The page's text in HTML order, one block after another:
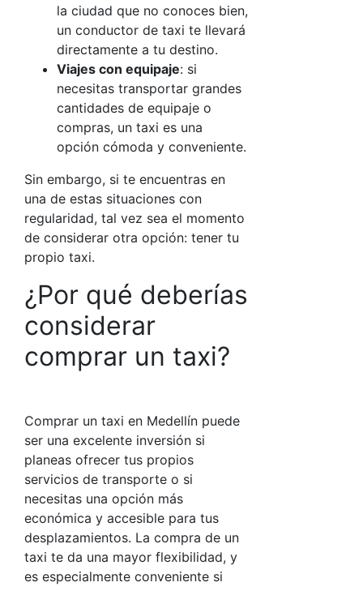
la ciudad que no conoces bien,
un conductor de taxi te llevará
directamente a tu destino.
Viajes con equipaje: si
necesitas transportar grandes
cantidades de equipaje o
compras, un taxi es una
opción cómoda y conveniente.
Sin embargo, si te encuentras en
una de estas situaciones con
regularidad, tal vez sea el momento
de considerar otra opción: tener tu
propio taxi.
¿Por qué deberías
considerar
comprar un taxi?
Comprar un taxi en Medellín puede
ser una excelente inversión si
planeas ofrecer tus propios
servicios de transporte o si
necesitas una opción más
económica y accesible para tus
desplazamientos. La compra de un
taxi te da una mayor flexibilidad, y
es especialmente conveniente si